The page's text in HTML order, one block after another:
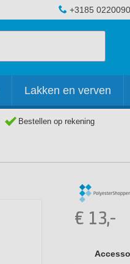
+3185 0220090
Lakken en verven
Bestellen op rekening
€ 13,-